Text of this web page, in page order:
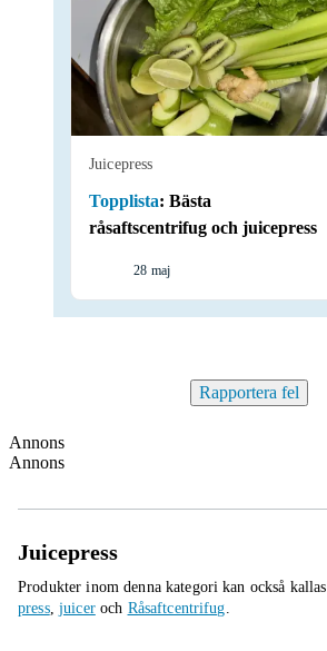
Juicepress
Topplista: Bästa
råsaftscentrifug och juicepress
28 maj
Rapportera fel
Annons
Annons
Juicepress
Produkter inom denna kategori kan också kallas
press, juiceroch Råsaftcentrifug.